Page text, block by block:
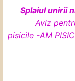
mărime )
-
- FK - NU
Splaiul unirii
Aviz pentru
pisicile -AM